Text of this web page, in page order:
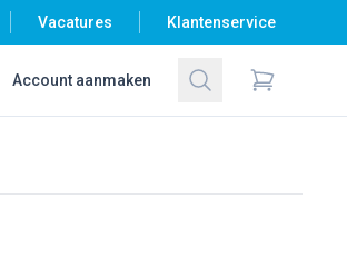
Vacatures Klantenservice
Account aanmaken Zoeken
Items in